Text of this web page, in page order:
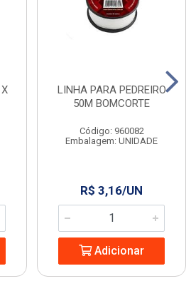
LINHA PARA PEDREIRO
50M BOMCORTE
Código: 960082
Embalagem: UNIDADE
R$ 3,16/UN
Adicionar